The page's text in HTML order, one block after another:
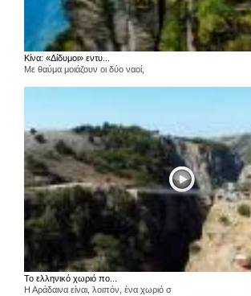
Κίνα: «Δίδυμοι» εντυ...
Με θαύμα μοιάζουν οι δύο ναοί,
Το ελληνικό χωριό πο...
Η Αράδαινα είναι, λοιπόν, ένα χωριό σ